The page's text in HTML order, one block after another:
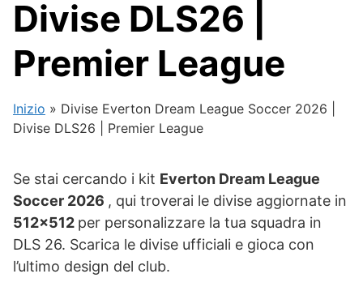
Divise DLS26 |
Premier League
Inizio » Divise Everton Dream League Soccer 2026 |
Divise DLS26 | Premier League
Se stai cercando i kit Everton Dream League
Soccer 2026 , qui troverai le divise aggiornate in
512×512 per personalizzare la tua squadra in
DLS 26. Scarica le divise ufficiali e gioca con
l’ultimo design del club.